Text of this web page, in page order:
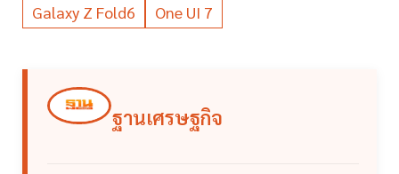
Galaxy Z Fold6
One UI 7
ฐานเศรษฐกิจ